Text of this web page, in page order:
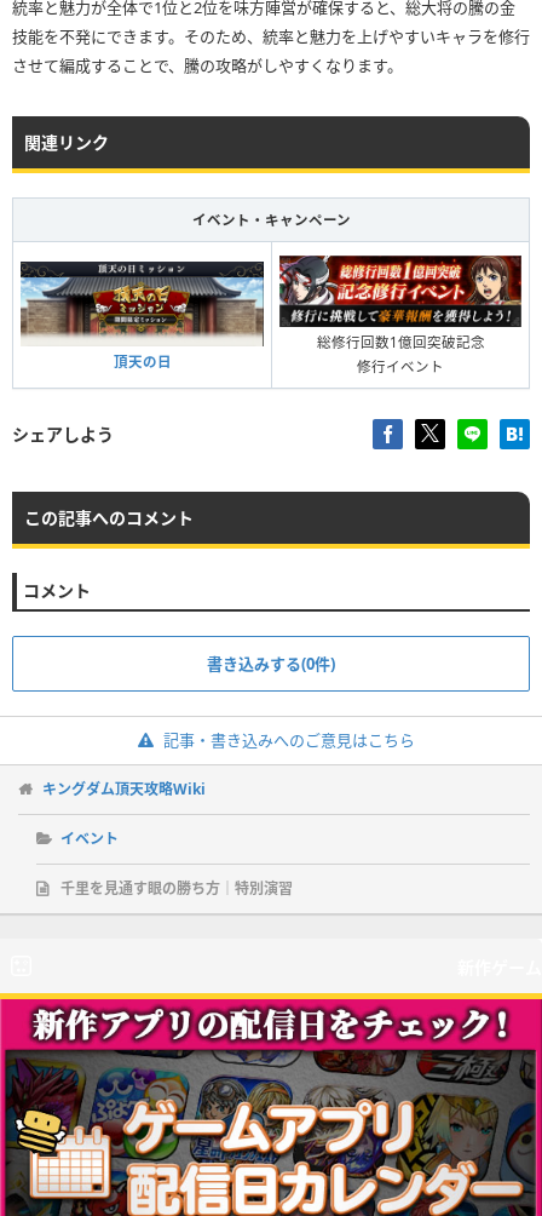
統率と魅力が全体で1位と2位を味方陣営が確保すると、総大将の騰の金
技能を不発にできます。そのため、統率と魅力を上げやすいキャラを修行
させて編成することで、騰の攻略がしやすくなります。
関連リンク
イベント・キャンペーン
頂天の日
総修行回数1億回突破記念
修行イベント
シェアしよう
この記事へのコメント
コメント
書き込みする(0件)
記事・書き込みへのご意見はこちら
キングダム頂天攻略Wiki
イベント
千里を見通す眼の勝ち方｜特別演習